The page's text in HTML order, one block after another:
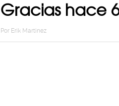
Gracias hace
Por Erik Martinez